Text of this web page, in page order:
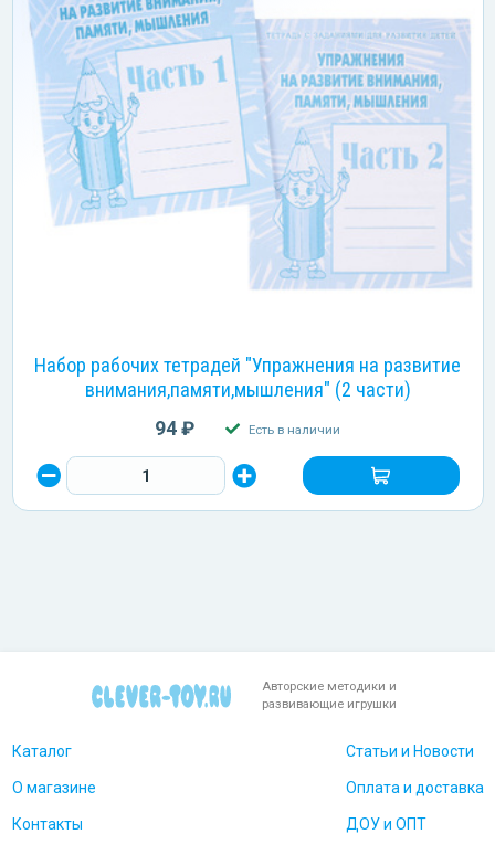
Набор рабочих тетрадей "Упражнения на развитие
внимания,памяти,мышления" (2 части)
94 ₽ Есть в наличии
Авторские методики и
развивающие игрушки
Каталог
О магазине
Контакты
Статьи и Новости
Оплата и доставка
ДОУ и ОПТ